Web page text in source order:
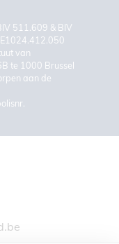
511.609 & BIV
van
te 1000 Brussel
aan de